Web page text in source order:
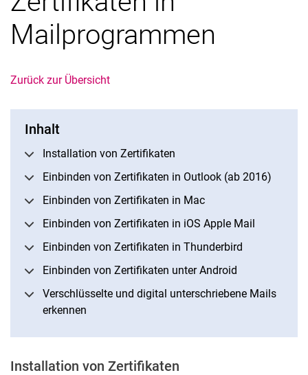
Mailprogrammen
Zurück zur Übersicht
Inhalt
Installation von Zertifikaten
Einbinden von Zertifikaten in Outlook (ab 2016)
Einbinden von Zertifikaten in Mac
Einbinden von Zertifikaten in iOS Apple Mail
Einbinden von Zertifikaten in Thunderbird
Einbinden von Zertifikaten unter Android
Verschlüsselte und digital unterschriebene Mails
erkennen
Installation von Zertifikaten